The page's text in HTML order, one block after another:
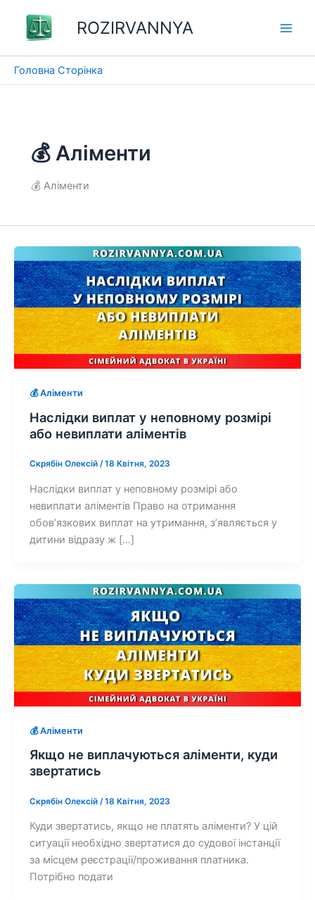
вмісту
ROZIRVANNYA
Головна Сторінка
💰 Аліменти
💰 Аліменти
💰 Аліменти
Наслідки виплат у неповному розмірі
або невиплати аліментів
Скрябін Олексій /18 Квітня, 2023
Наслідки виплат у неповному розмірі або
невиплати аліментів Право на отримання
обов’язкових виплат на утримання, з’являється у
дитини відразу ж […]
💰 Аліменти
Якщо не виплачуються аліменти, куди
звертатись
Скрябін Олексій /18 Квітня, 2023
Куди звертатись, якщо не платять аліменти? У цій
ситуації необхідно звертатися до судової інстанції
за місцем реєстрації/проживання платника.
Потрібно подати